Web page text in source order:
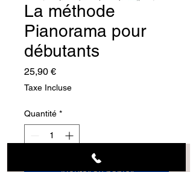
La méthode
Pianorama pour
débutants
25,90 €Prix
Taxe Incluse
Quantité *